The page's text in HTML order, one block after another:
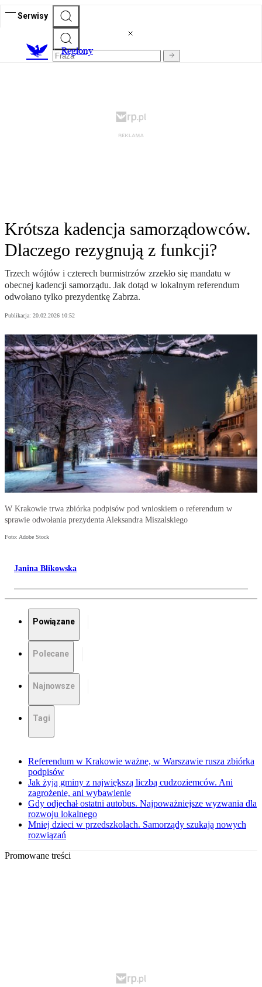
Serwisy
Regiony
Krótsza kadencja samorządowców.
Dlaczego rezygnują z funkcji?
Trzech wójtów i czterech burmistrzów zrzekło się mandatu w
obecnej kadencji samorządu. Jak dotąd w lokalnym referendum
odwołano tylko prezydentkę Zabrza.
Publikacja: 20.02.2026 10:52
W Krakowie trwa zbiórka podpisów pod wnioskiem o referendum w
sprawie odwołania prezydenta Aleksandra Miszalskiego
Foto: Adobe Stock
Janina Blikowska
Powiązane
Polecane
Najnowsze
Tagi
Referendum w Krakowie ważne, w Warszawie rusza zbiórka
podpisów
Jak żyją gminy z największą liczbą cudzoziemców. Ani
zagrożenie, ani wybawienie
Gdy odjechał ostatni autobus. Najpoważniejsze wyzwania dla
rozwoju lokalnego
Mniej dzieci w przedszkolach. Samorządy szukają nowych
rozwiązań
Promowane treści